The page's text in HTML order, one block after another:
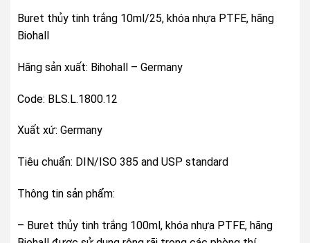
Buret thủy tinh trắng 10ml/25, khóa nhựa PTFE, hãng
Biohall
Hãng sản xuất: Bihohall – Germany
Code: BLS.L.1800.12
Xuất xứ: Germany
Tiêu chuẩn: DIN/ISO 385 and USP standard
Thông tin sản phẩm:
– Buret thủy tinh trắng 100ml, khóa nhựa PTFE, hãng